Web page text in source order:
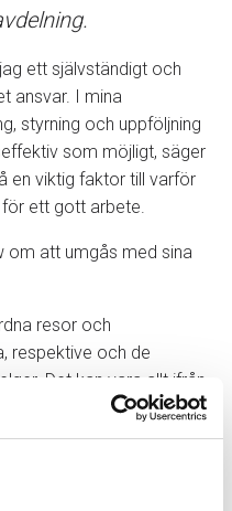
ett självständigt och
ansvar. I mina
styrning och uppföljning
som möjligt, säger
en viktig faktor till varför
för ett gott arbete.
om att umgås med sina
resor och
respektive och de
Det kan vara allt ifrån
eller upplevelsepaket
några exempel på att